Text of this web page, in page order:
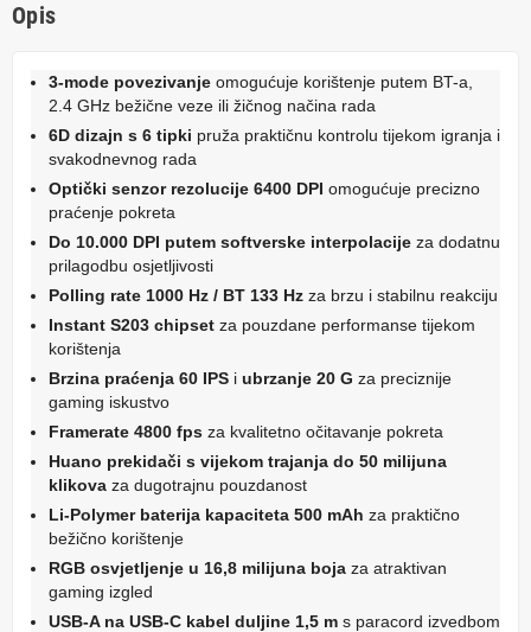
Opis
3-mode povezivanje omogućuje korištenje putem BT-a,
2.4 GHz bežične veze ili žičnog načina rada
6D dizajn s 6 tipki pruža praktičnu kontrolu tijekom igranja i
svakodnevnog rada
Optički senzor rezolucije 6400 DPI omogućuje precizno
praćenje pokreta
Do 10.000 DPI putem softverske interpolacije za dodatnu
prilagodbu osjetljivosti
Polling rate 1000 Hz / BT 133 Hz za brzu i stabilnu reakciju
Instant S203 chipset za pouzdane performanse tijekom
korištenja
Brzina praćenja 60 IPS i ubrzanje 20 G za preciznije
gaming iskustvo
Framerate 4800 fps za kvalitetno očitavanje pokreta
Huano prekidači s vijekom trajanja do 50 milijuna
klikova za dugotrajnu pouzdanost
Li-Polymer baterija kapaciteta 500 mAh za praktično
bežično korištenje
RGB osvjetljenje u 16,8 milijuna boja za atraktivan
gaming izgled
USB-A na USB-C kabel duljine 1,5 m s paracord izvedbom